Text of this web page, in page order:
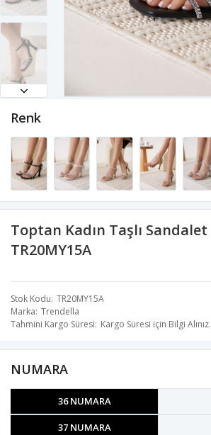
Toptan Kadın Taşlı Sandalet
TR20MY15A
Stok Kodu TR20MY15A
Marka Trendella
Tahmini Kargo Süresi Kargo Süresi için Bilgi Alınız.
Renk
NUMARA
36 NUMARA
37 NUMARA